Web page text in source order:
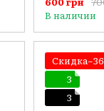
В наличии
3
3